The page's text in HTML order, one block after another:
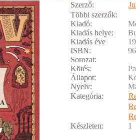
Szerző:
Többi szerzők:
Kiadó:
Kiadás helye:
Kiadás éve
ISBN:
Sorozat:
Kötés:
Állapot:
Nyelv:
Kategória:
Készleten:
1